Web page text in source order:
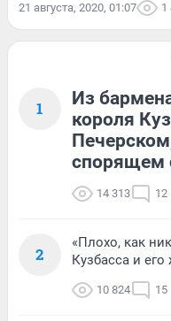
21 августа, 2020, 01:07 1
1
Из
короля
спорящем
14 313 12
2
«Плохо, как
Кузбасса и его
10 824 15